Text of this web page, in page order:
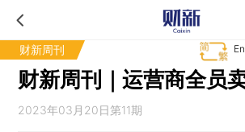
财新周刊
财新周刊｜运营商全员
2023年03月20日第11期